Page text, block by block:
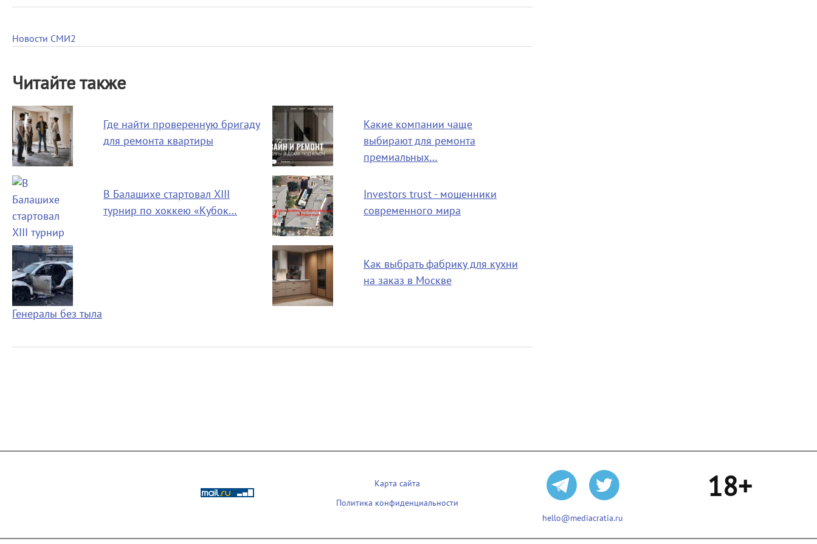
Новости СМИ2
Читайте также
Где найти проверенную бригаду
для ремонта квартиры
Какие компании чаще
выбирают для ремонта
премиальных…
В Балашихе стартовал XIII
турнир по хоккею «Кубок…
Investors trust - мошенники
современного мира
Генералы без тыла
Как выбрать фабрику для кухни
на заказ в Москве
Карта сайта
Политика конфиденциальности
hello@mediacratia.ru
18+